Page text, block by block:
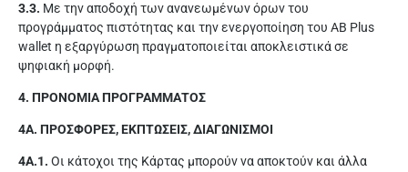
3.3. Με την αποδοχή των ανανεωμένων όρων του
προγράμματος πιστότητας και την ενεργοποίηση του AB Plus
wallet η εξαργύρωση πραγματοποιείται αποκλειστικά σε
ψηφιακή μορφή.
4. ΠΡΟΝΟΜΙΑ ΠΡΟΓΡΑΜΜΑΤΟΣ
4Α. ΠΡΟΣΦΟΡΕΣ, ΕΚΠΤΩΣΕΙΣ, ΔΙΑΓΩΝΙΣΜΟΙ
4Α.1. Οι κάτοχοι της Κάρτας μπορούν να αποκτούν και άλλα